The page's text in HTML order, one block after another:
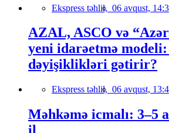
Ekspress təhlil, 06 avqust,
AZAL, ASCO və
yeni idarəetmə modeli:
dəyişiklikləri gətirir?
Ekspress təhlil, 06 avqust,
Məhkəmə icmalı: 3–5